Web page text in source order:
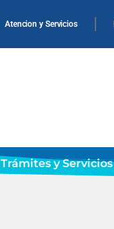
Atencion y Servicios
Trámites y Servicios